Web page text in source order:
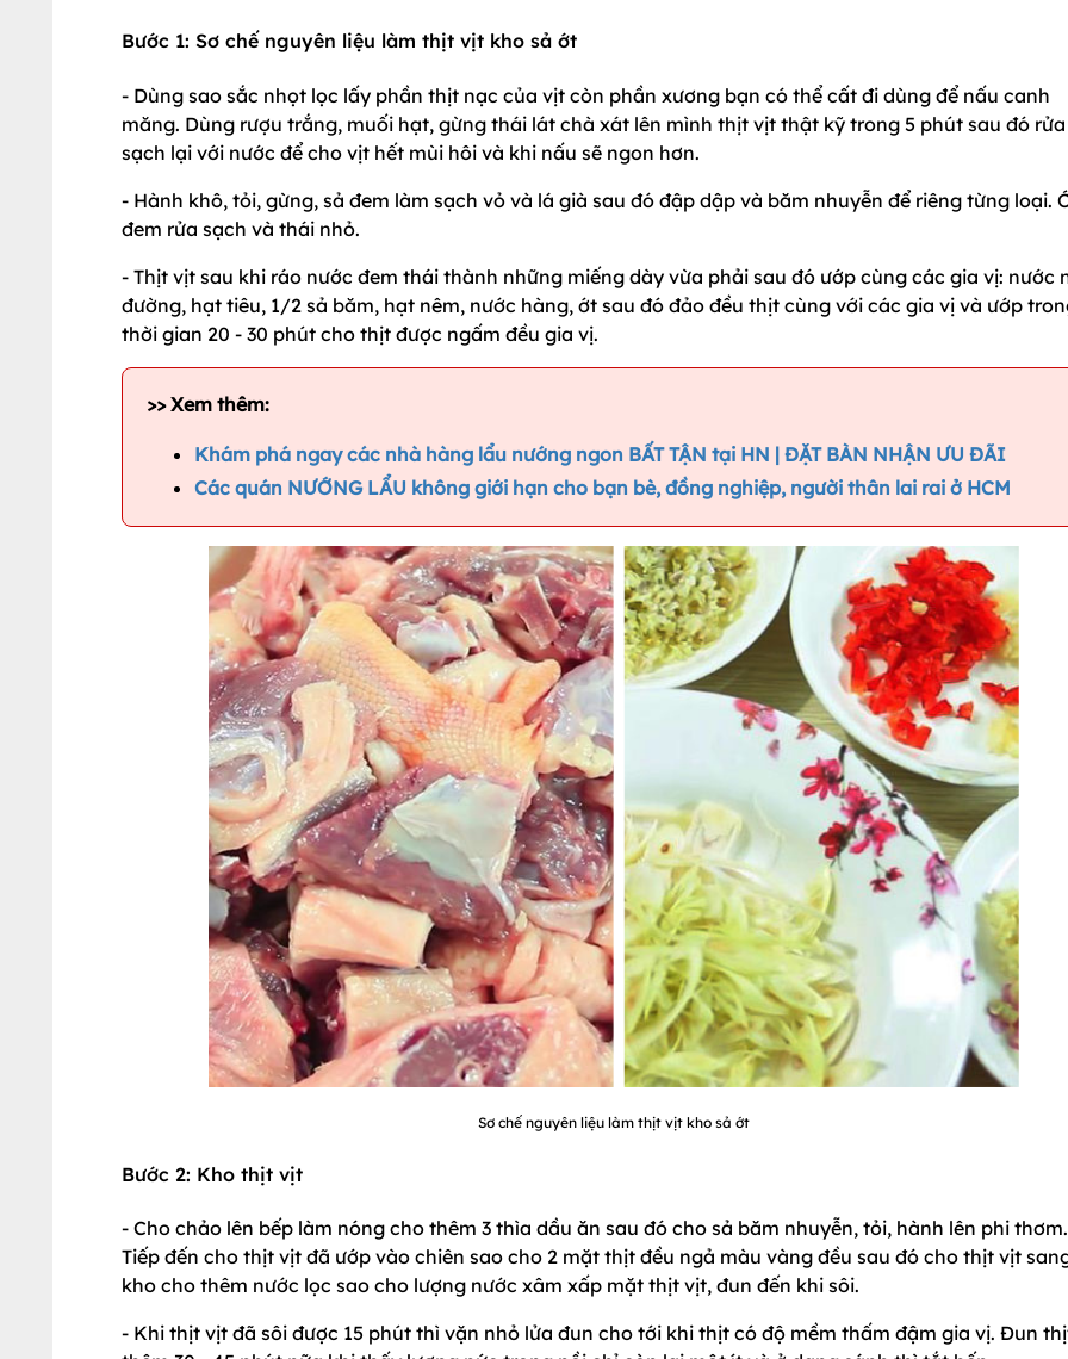
Bước 1: Sơ chế nguyên liệu làm thịt vịt kho sả ớt
- Dùng sao sắc nhọt lọc lấy phần thịt nạc của vịt còn phần xương bạn có thể cất đi dùng để nấu canh
măng. Dùng rượu trắng, muối hạt, gừng thái lát chà xát lên mình thịt vịt thật kỹ trong 5 phút sau đó rửa
sạch lại với nước để cho vịt hết mùi hôi và khi nấu sẽ ngon hơn.
- Hành khô, tỏi, gừng, sả đem làm sạch vỏ và lá già sau đó đập dập và băm nhuyễn để riêng từng loại.
đem rửa sạch và thái nhỏ.
- Thịt vịt sau khi ráo nước đem thái thành những miếng dày vừa phải sau đó ướp cùng các gia vị: nước
đường, hạt tiêu, 1/2 sả băm, hạt nêm, nước hàng, ớt sau đó đảo đều thịt cùng với các gia vị và ướp
thời gian 20 - 30 phút cho thịt được ngấm đều gia vị.
>> Xem thêm:
Khám phá ngay các nhà hàng lẩu nướng ngon BẤT TẬN tại HN | ĐẶT BÀN NHẬN ƯU ĐÃI
Các quán NƯỚNG LẨU không giới hạn cho bạn bè, đồng nghiệp, người thân lai rai ở HCM
Sơ chế nguyên liệu làm thịt vịt kho sả ớt
Bước 2: Kho thịt vịt
- Cho chảo lên bếp làm nóng cho thêm 3 thìa dầu ăn sau đó cho sả băm nhuyễn, tỏi, hành lên phi thơm.
Tiếp đến cho thịt vịt đã ướp vào chiên sao cho 2 mặt thịt đều ngả màu vàng đều sau đó cho thịt vịt
kho cho thêm nước lọc sao cho lượng nước xâm xấp mặt thịt vịt, đun đến khi sôi.
- Khi thịt vịt đã sôi được 15 phút thì vặn nhỏ lửa đun cho tới khi thịt có độ mềm thấm đậm gia vị. Đun